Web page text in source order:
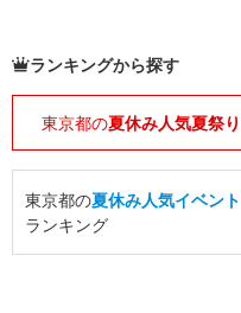
ランキングから探す
東京都の夏休み人気夏祭り
東京都の夏休み人気イベント
ランキング